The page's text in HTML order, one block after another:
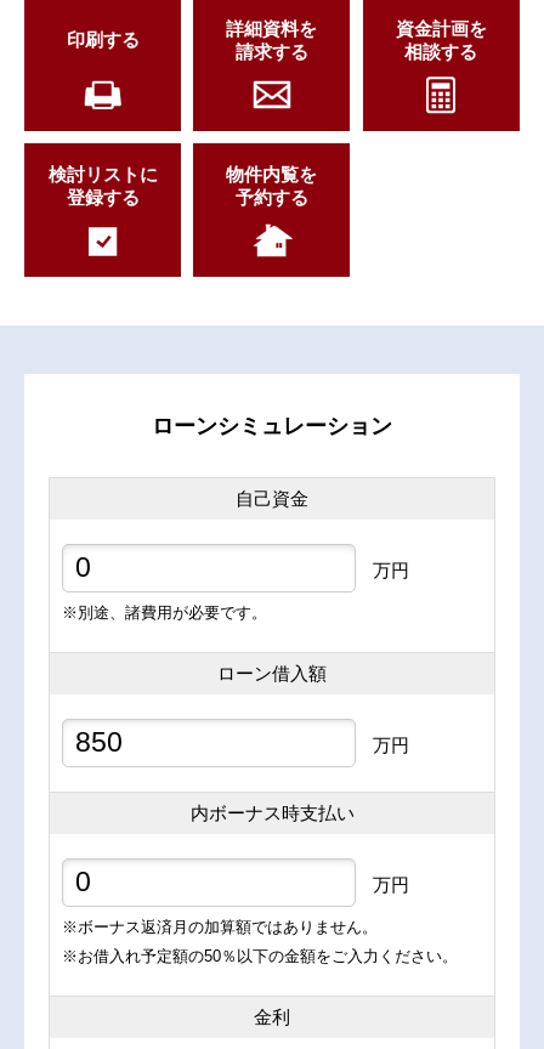
印刷する
詳細資料を
請求する
資金計画を
相談する
検討リストに
登録する
物件内覧を
予約する
ローンシミュレーション
自己資金
万円
※別途、諸費用が必要です。
ローン借入額
万円
内ボーナス時支払い
万円
※ボーナス返済月の加算額ではありません。
※お借入れ予定額の50％以下の金額をご入力ください。
金利